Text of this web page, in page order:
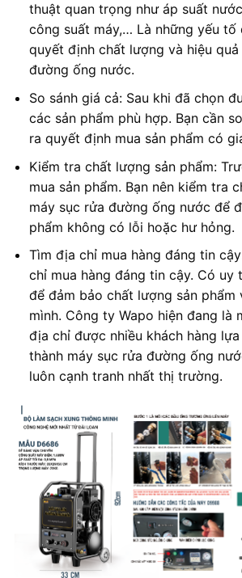
thuật quan trọng như áp suất
công suất máy,… Là những yếu tố
quyết định chất lượng và hiệu
đường ống nước.
So sánh giá cả: Sau khi đã chọn
các sản phẩm phù hợp. Bạn cần
ra quyết định mua sản phẩm có
Kiểm tra chất lượng sản phẩm:
mua sản phẩm. Bạn nên kiểm tra
máy sục rửa đường ống nước để
phẩm không có lỗi hoặc hư hỏng.
Tìm địa chỉ mua hàng đáng tin
chỉ mua hàng đáng tin cậy. Có uy
để đảm bảo chất lượng sản phẩm
mình. Công ty Wapo hiện đang là
địa chỉ được nhiều khách hàng
thành máy sục rửa đường ống
luôn cạnh tranh nhất thị trường.